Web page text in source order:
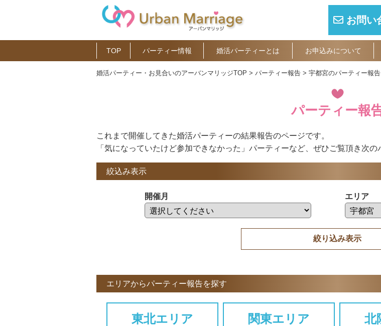
お問い
TOP パーティー情報 婚活パーティーとは お申込みについて
婚活パーティー・お見合いのアーバンマリッジTOP パーティー報告 宇都宮のパーティー報告
パーティー報
これまで開催してきた婚活パーティーの結果報告のページです。
「気になっていたけど参加できなかった」パーティーなど、ぜひご覧頂き次
絞込み表示
開催月 エリア
エリアからパーティー報告を探す
東北エリア 関東エリア 北